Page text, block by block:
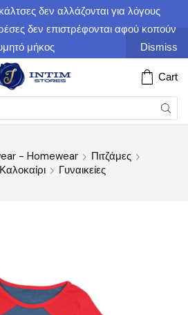
δεν αλλάζονται για λόγους
δεν επιστρέφονται αφού κοπούν
μήκος
Dismiss
Cart
- Homewear
Πιτζάμες
Γυναικείες